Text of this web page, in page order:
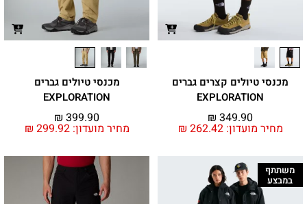
מכנסי טיולים קצרים גברים
EXPLORATION
מחיר מועדון: ₪ 262.42
₪ 349.90
מכנסי טיולים גברים
EXPLORATION
מחיר מועדון: ₪ 299.92
₪ 399.90
משתתף
במבצע